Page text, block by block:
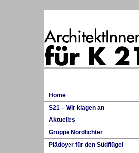
Home
S21 – Wir klagen an
Aktuelles
Gruppe Nordlichter
P lädoyer für den Südflügel